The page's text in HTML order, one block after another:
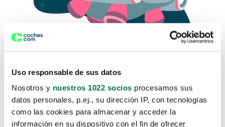
Uso responsable de sus datos
Nosotros y nuestros 1022 socios procesamos sus
datos personales, p.ej., su dirección IP, con tecnologías
como las cookies para almacenar y acceder la
información en su dispositivo con el fin de ofrecer
Lo sentimos, no sabemos como